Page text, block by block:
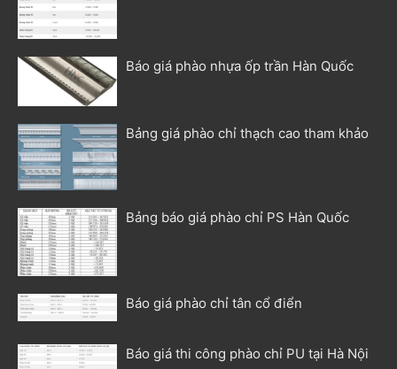
Báo giá phào nhựa ốp trần Hàn Quốc
Bảng giá phào chỉ thạch cao tham khảo
Bảng báo giá phào chỉ PS Hàn Quốc
Báo giá phào chỉ tân cổ điển
Báo giá thi công phào chỉ PU tại Hà Nội